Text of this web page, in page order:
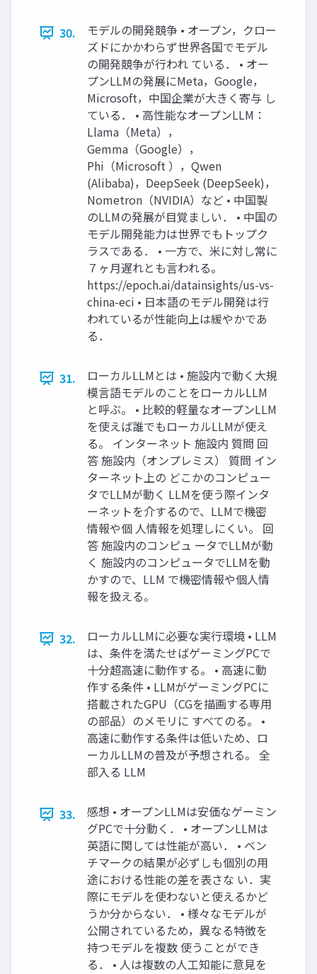
30.
モデルの開発競争 • オープン，クロー
ズドにかかわらず世界各国でモデル
の開発競争が行われ ている． • オー
プンLLMの発展にMeta，Google，
Microsoft，中国企業が大きく寄与 し
ている． • 高性能なオープンLLM：
Llama（Meta），
Gemma（Google），
Phi（Microsoft ），Qwen
(Alibaba)，DeepSeek (DeepSeek)，
Nometron（NVIDIA）など • 中国製
のLLMの発展が目覚ましい． • 中国の
モデル開発能力は世界でもトップク
ラスである． • 一方で、米に対し常に
７ヶ月遅れとも言われる。
https://epoch.ai/datainsights/us-vs-
china-eci • 日本語のモデル開発は行
われているが性能向上は緩やかであ
る．
31.
ローカルLLMとは • 施設内で動く大規
模言語モデルのことをローカルLLM
と呼ぶ。 • 比較的軽量なオープンLLM
を使えば誰でもローカルLLMが使え
る。 インターネット 施設内 質問 回
答 施設内（オンプレミス） 質問 イン
ターネット上の どこかのコンピュー
タでLLMが動く LLMを使う際インタ
ーネットを介するので、LLMで機密
情報や個 人情報を処理しにくい。 回
答 施設内のコンピュ ータでLLMが動
く 施設内のコンピュータでLLMを動
かすので、LLM で機密情報や個人情
報を扱える。
32.
ローカルLLMに必要な実行環境 • LLM
は、条件を満たせばゲーミングPCで
十分超高速に動作する。 • 高速に動
作する条件 • LLMがゲーミングPCに
搭載されたGPU（CGを描画する専用
の部品）のメモリに すべてのる。 •
高速に動作する条件は低いため、ロ
ーカルLLMの普及が予想される。 全
部入る LLM
33.
感想 • オープンLLMは安価なゲーミン
グPCで十分動く． • オープンLLMは
英語に関しては性能が高い． • ベン
チマークの結果が必ずしも個別の用
途における性能の差を表さな い．実
際にモデルを使わないと使えるかど
うか分からない． • 様々なモデルが
公開されているため，異なる特徴を
持つモデルを複数 使うことができ
る． • 人は複数の人工知能に意見を